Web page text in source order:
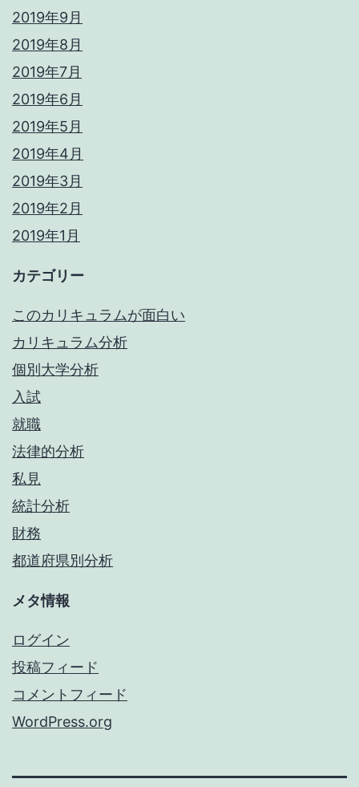
2019年9月
2019年8月
2019年7月
2019年6月
2019年5月
2019年4月
2019年3月
2019年2月
2019年1月
カテゴリー
このカリキュラムが面白い
カリキュラム分析
個別大学分析
入試
就職
法律的分析
私見
統計分析
財務
都道府県別分析
メタ情報
ログイン
投稿フィード
コメントフィード
WordPress.org